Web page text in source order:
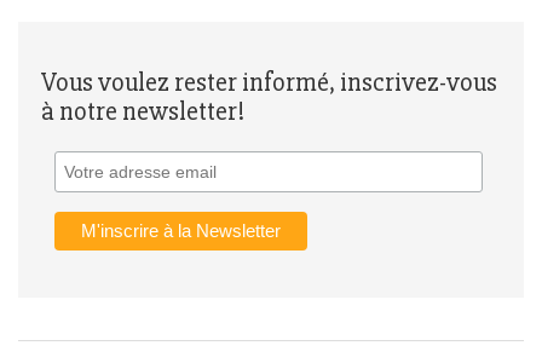
Vous voulez rester informé, inscrivez-vous
à notre newsletter!